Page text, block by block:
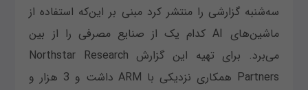
سه‌شنبه گزارشی را منتشر کرد مبنی بر این‌که استفاده از
ماشین‌های AI کدام یک از صنایع مصرفی را از بین
می‌برد. برای تهیه این گزارش Northstar Research
Partners همکاری نزدیکی با ARM داشت و 3 هزار و